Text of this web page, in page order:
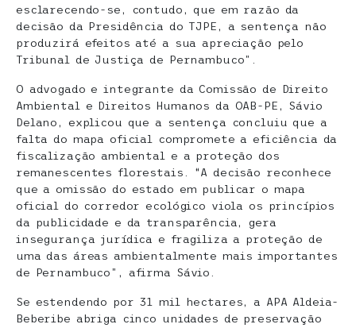
esclarecendo-se, contudo, que em razão da
decisão da Presidência do TJPE, a sentença não
produzirá efeitos até a sua apreciação pelo
Tribunal de Justiça de Pernambuco”.
O advogado e integrante da Comissão de Direito
Ambiental e Direitos Humanos da OAB-PE, Sávio
Delano, explicou que a sentença concluiu que a
falta do mapa oficial compromete a eficiência da
fiscalização ambiental e a proteção dos
remanescentes florestais. “A decisão reconhece
que a omissão do estado em publicar o mapa
oficial do corredor ecológico viola os princípios
da publicidade e da transparência, gera
insegurança jurídica e fragiliza a proteção de
uma das áreas ambientalmente mais importantes
de Pernambuco”, afirma Sávio.
Se estendendo por 31 mil hectares, a APA Aldeia-
Beberibe abriga cinco unidades de preservação